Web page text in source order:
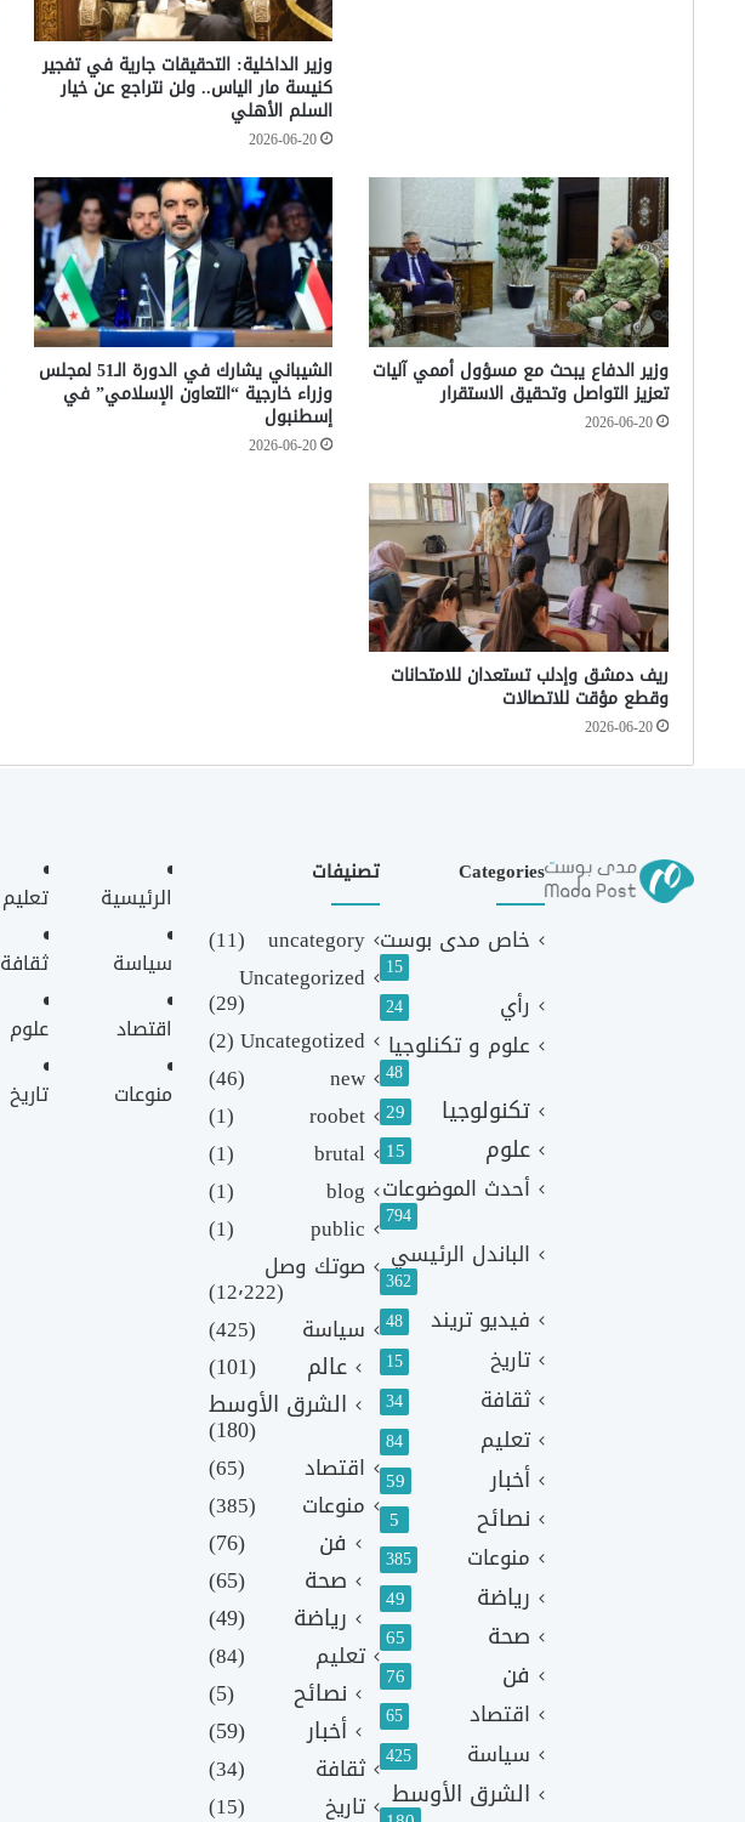
وزير الداخلية: التحقيقات جارية في تفجير
كنيسة مار الياس.. ولن نتراجع عن خيار
السلم الأهلي
2026-06-20
وزير الدفاع يبحث مع مسؤول أممي آليات
تعزيز التواصل وتحقيق الاستقرار
2026-06-20
الشيباني يشارك في الدورة الـ51 لمجلس
وزراء خارجية “التعاون الإسلامي” في
إسطنبول
2026-06-20
ريف دمشق وإدلب تستعدان للامتحانات
وقطع مؤقت للاتصالات
2026-06-20
Categories
خاص مدى بوست
15
رأي 24
علوم و تكنلوجيا
48
تكنولوجيا 29
علوم 15
أحدث الموضوعات
794
الباندل الرئيسي
362
فيديو تريند 48
تاريخ 15
ثقافة 34
تعليم 84
أخبار 59
نصائح 5
منوعات 385
رياضة 49
صحة 65
فن 76
اقتصاد 65
سياسة 425
الشرق الأوسط
تصنيفات
uncategory
(11)
Uncategorized
(29)
Uncategotized
(2)
new
(46)
roobet
(1)
brutal
(1)
blog
(1)
public
(1)
صوتك وصل
(12٬222)
سياسة
(425)
عالم
(101)
الشرق الأوسط
(180)
اقتصاد
(65)
منوعات
(385)
فن
(76)
صحة
(65)
رياضة
(49)
تعليم (84)
نصائح
(5)
أخبار
(59)
ثقافة
(34)
تاريخ
(15)
الرئيسية
سياسة
اقتصاد
منوعات
تعليم
ثقافة
علوم
تاريخ